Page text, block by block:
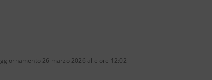
26 marzo 2026 alle ore 12:02